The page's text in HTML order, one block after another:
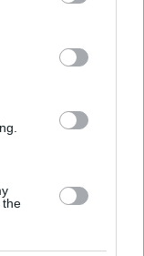
party tags to
in below Google
the
Recafy.
para que
ayudarte en
en
te
capaz de
las
país está